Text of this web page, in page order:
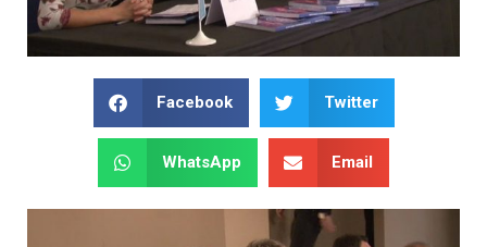
Facebook Twitter
WhatsApp Email